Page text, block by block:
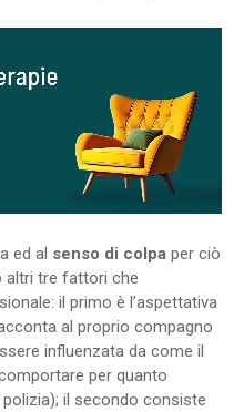
ed al senso di colpa per ciò
altri tre fattori che
il primo è l’aspettativa
al proprio compagno
influenzata da come il
per quanto
il secondo consiste